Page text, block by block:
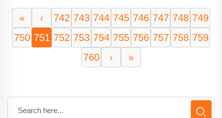
« ‹ 742 743 744 745 746 747 748 749
750 751 752 753 754 755 756 757 758 759
760
› »